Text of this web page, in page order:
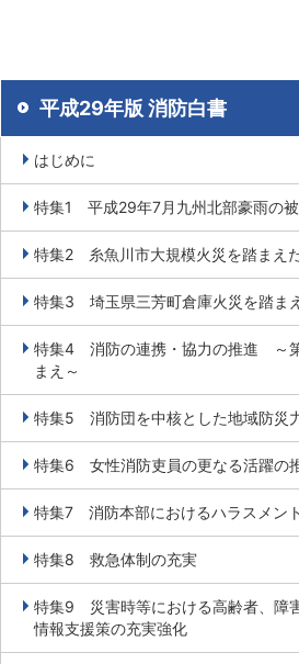
平成29年版 消防白書
はじめに
特集1 平成29年7月九州北部豪雨の
特集2 糸魚川市大規模火災を踏まえ
特集3 埼玉県三芳町倉庫火災を踏ま
特集4 消防の連携・協力の推進 ～
まえ～
特集5 消防団を中核とした地域防災
特集6 女性消防吏員の更なる活躍の
特集7 消防本部におけるハラスメン
特集8 救急体制の充実
特集9 災害時等における高齢者、障
情報支援策の充実強化